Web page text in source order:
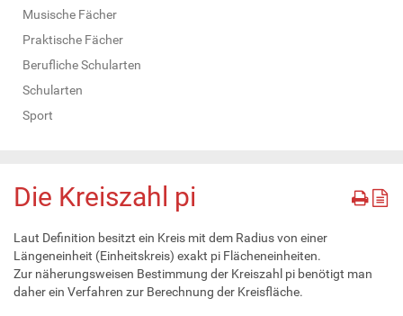
Musische Fächer
Praktische Fächer
Berufliche Schularten
Schularten
Sport
Die Kreiszahl pi
Laut Definition besitzt ein Kreis mit dem Radius von einer
Längeneinheit (Einheitskreis) exakt pi Flächeneinheiten.
Zur näherungsweisen Bestimmung der Kreiszahl pi benötigt man
daher ein Verfahren zur Berechnung der Kreisfläche.